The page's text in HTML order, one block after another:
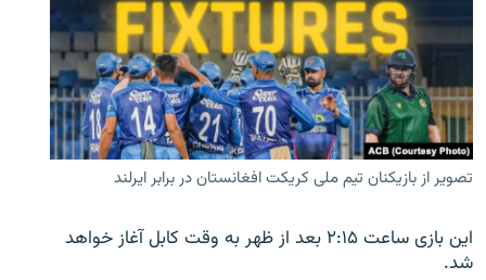
تصویر از بازیکنان تیم ملی کریکت افغانستان در برابر ایرلند
این بازی ساعت ۲:۱۵ بعد از ظهر به وقت کابل آغاز خواهد
شد.